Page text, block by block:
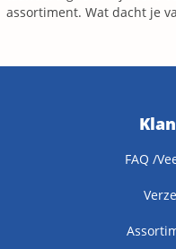
assortiment. Wat dacht je
FAQ /